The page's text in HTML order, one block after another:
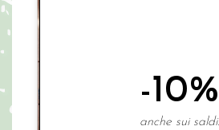
-10%
anche sui saldi.